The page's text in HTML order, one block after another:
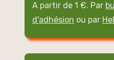
A partir de 1 €. Par
d'adhésion ou par